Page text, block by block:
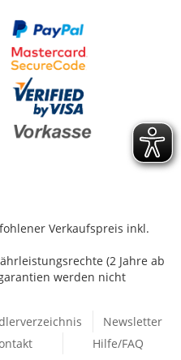
Verkaufspreis inkl.
(2 Jahre ab
werden nicht
Newsletter
Hilfe/FAQ